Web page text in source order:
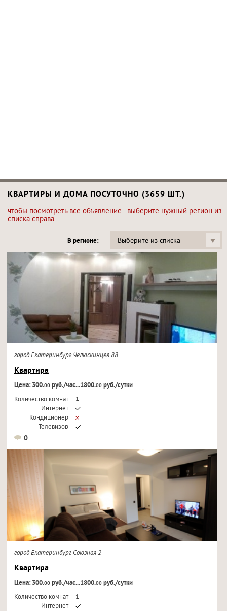
КВАРТИРЫ И ДОМА ПОСУТОЧНО (3659 ШТ.)
чтобы посмотреть все объявление - выберите нужный регион из
списка справа
В регионе: Выберите из списка
город Екатеринбург Челюскинцев 88
Квартира
Цена: 300.00руб./час...1800.00руб./сутки
Количество комнат
1
Интернет
Кондиционер
Телевизор
0
город Екатеринбург Союзная 2
Квартира
Цена: 300.00руб./час...1800.00руб./сутки
Количество комнат
1
Интернет